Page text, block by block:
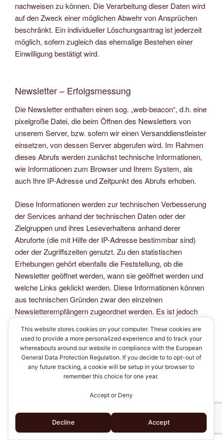
nachweisen zu können. Die Verarbeitung dieser Daten wird
auf den Zweck einer möglichen Abwehr von Ansprüchen
beschränkt. Ein individueller Löschungsantrag ist jederzeit
möglich, sofern zugleich das ehemalige Bestehen einer
Einwilligung bestätigt wird.
Newsletter – Erfolgsmessung
Die Newsletter enthalten einen sog. „web-beacon“, d.h. eine
pixelgroße Datei, die beim Öffnen des Newsletters von
unserem Server, bzw. sofern wir einen Versanddienstleister
einsetzen, von dessen Server abgerufen wird. Im Rahmen
dieses Abrufs werden zunächst technische Informationen,
wie Informationen zum Browser und Ihrem System, als
auch Ihre IP-Adresse und Zeitpunkt des Abrufs erhoben.
Diese Informationen werden zur technischen Verbesserung
der Services anhand der technischen Daten oder der
Zielgruppen und ihres Leseverhaltens anhand derer
Abruforte (die mit Hilfe der IP-Adresse bestimmbar sind)
oder der Zugriffszeiten genutzt. Zu den statistischen
Erhebungen gehört ebenfalls die Feststellung, ob die
Newsletter geöffnet werden, wann sie geöffnet werden und
welche Links geklickt werden. Diese Informationen können
aus technischen Gründen zwar den einzelnen
Newsletterempfängern zugeordnet werden. Es ist jedoch
Versanddienstleisters, einzelne Nutzer zu beobachten. Die
Auswertungen dienen uns viel mehr dazu, die
Lesegewohnheiten unserer Nutzer zu erkennen und unsere
Inhalte auf sie anzupassen oder unterschiedliche Inhalte
entsprechend den Interessen unserer Nutzer zu
Ein getrennter Widerruf der Erfolgsmessung ist leider nicht
möglich, in diesem Fall muss das gesamte
This website stores cookies on your computer. These cookies are
used to provide a more personalized experience and to track your
whereabouts around our website in compliance with the European
General Data Protection Regulation. If you decide to to opt-out of
any future tracking, a cookie will be setup in your browser to
remember this choice for one year.
Accept or Deny
Decline Accept